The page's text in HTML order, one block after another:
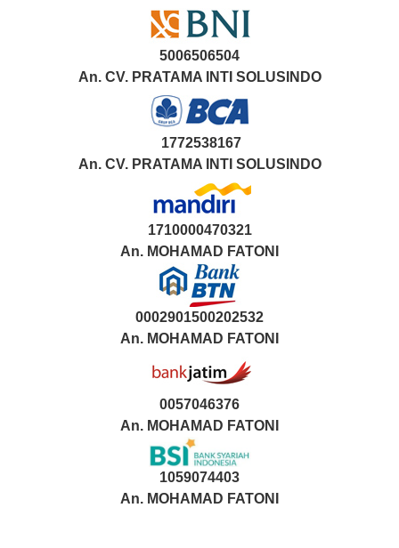
5006506504
An. CV. PRATAMA INTI SOLUSINDO
1772538167
An. CV. PRATAMA INTI SOLUSINDO
1710000470321
An. MOHAMAD FATONI
0002901500202532
An. MOHAMAD FATONI
0057046376
An. MOHAMAD FATONI
1059074403
An. MOHAMAD FATONI